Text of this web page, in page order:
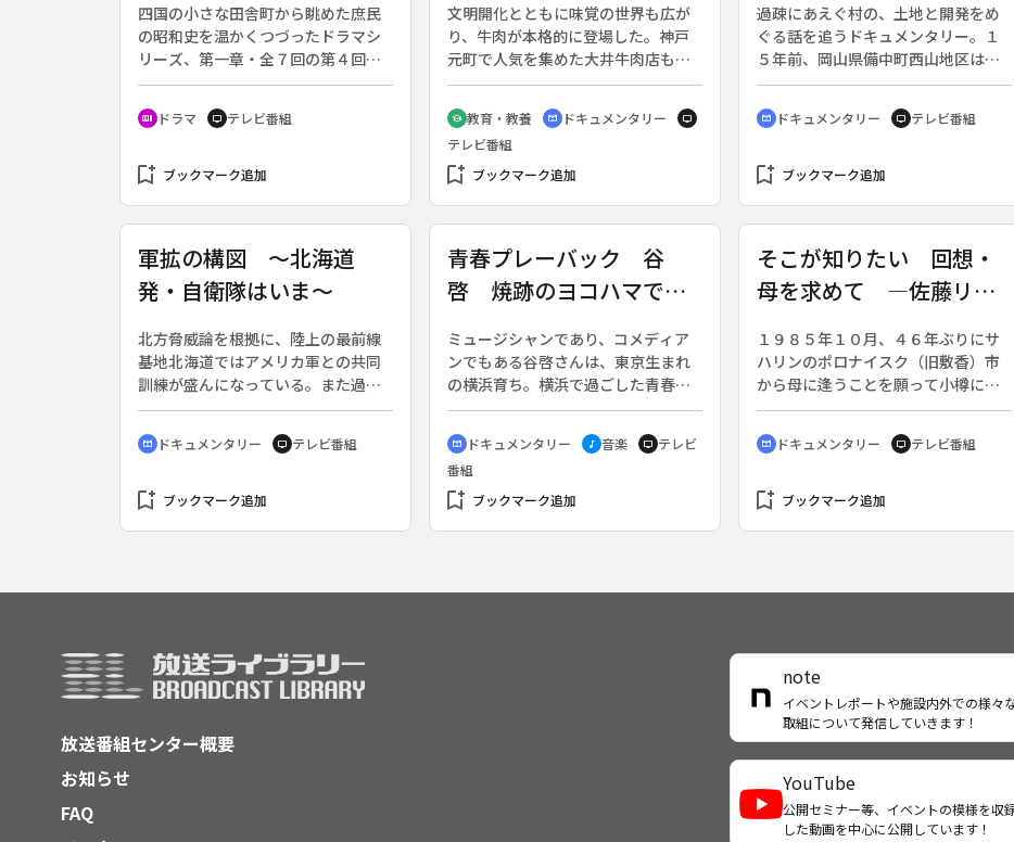
四国の小さな田舎町から眺めた庶民
の昭和史を温かくつづったドラマシ
リーズ、第一章・全７回の第４回。
（１９８５年４月１３日～５月２５
日放送）◆ハミルトン（リチャー
ド・キャリー）と結婚してアメリカ
井原（小林亜星）は必死に説得。ウ
ルトンと別れ、井原と結婚するのだ
った。その夏、第１回中等野球大会
の最中に昭一（中条静夫）とフサ子
（藤村志保）の長男・英太郎（小倉
一郎）が東京から帰ってくる。しか
も突飛な格好のモダンガール・ミチ
（渡辺えり子）を連れてきたため、
目を見張る。
recent_actors ドラマ tv テレビ番組
bookmark_add ブックマーク追加
文明開化とともに味覚の世界も広が
り、牛肉が本格的に登場した。神戸
元町で人気を集めた大井牛肉店もそ
の一つである。それまで一寒村にす
ぎなかった神戸に外国人居留地がで
き、異人さんが最も不自由したのは
牛肉の購入だった。明治４年創業の
大井牛肉店は、明治２０年頃に異国
時を越え、食文化の軌跡として伝わ
ってくる。◆大井牛肉店
school 教育・教養 cinematic_blur ドキュメンタリー tv
テレビ番組
bookmark_add ブックマーク追加
過疎にあえぐ村の、土地と開発をめ
ぐる話を追うドキュメンタリー。１
５年前、岡山県備中町西山地区は村
の大半の土地８００ヘクタールを大
手商社に売り渡した。大娯楽施設
が、過疎の村に新しい時代をもたら
いがなくなると、商社は計画を放
発の動きが出はじめた。
cinematic_blur ドキュメンタリー tv テレビ番組
bookmark_add ブックマーク追加
軍拡の構図 ～北海道
発・自衛隊はいま～
北方脅威論を根拠に、陸上の最前線
基地北海道ではアメリカ軍との共同
訓練が盛んになっている。また過疎
に悩む自治体は、自衛隊の駐屯地誘
致にしのぎを削っている。財政難に
悩む自治体にとっては、基地周辺整
金が魅力だからだ。３年間にわたっ
ける酪農家を通して、ＧＮＰ比１％
cinematic_blur ドキュメンタリー tv テレビ番組
bookmark_add ブックマーク追加
青春プレーバック 谷
啓 焼跡のヨコハマでジ
ミュージシャンであり、コメディア
ンでもある谷啓さんは、東京生まれ
の横浜育ち。横浜で過ごした青春時
代には、アメリカ映画を見て、ジャ
ズを聴いて感動したという。その懐
かしい思い出の場所を歩き、話を聞
く。聞き手は戸川京子。◆谷さんは
旧制逗子開成中学でトロンボーンを
ズ喫茶「ちぐさ」を訪れ、店主の吉
cinematic_blur ドキュメンタリー music_note 音楽 tv テレビ
番組
bookmark_add ブックマーク追加
そこが知りたい 回想・
母を求めて ―佐藤リツ
１９８５年１０月、４６年ぶりにサ
ハリンのポロナイスク（旧敷香）市
から母に逢うことを願って小樽に里
帰りした佐藤リツ子さん（５２
歳）。しかし、その母は４３日前に
他界していた。母は朝鮮人と結婚し
国できた。その一方で、父親の朝鮮
り残されたまま、帰国を許されなか
の小樽での数日間を取材した。
cinematic_blur ドキュメンタリー tv テレビ番組
bookmark_add ブックマーク追加
放送番組センター概要
お知らせ
FAQ
note
イベントレポートや施設内外での様々
取組について発信していきます！
YouTube
公開セミナー等、イベントの模様を収
した動画を中心に公開しています！